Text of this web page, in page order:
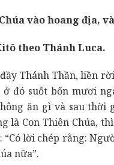
vào hoang địa,
theo Thánh Luca.
Thánh Thần, liền
đó suốt bốn mươi
ăn gì và sau thời
là Con Thiên Chúa,
“Có lời chép rằng:
nữa”.